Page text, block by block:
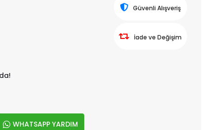
WHATSAPP YARDIM
Güvenli Alışveriş
İade ve Değişim